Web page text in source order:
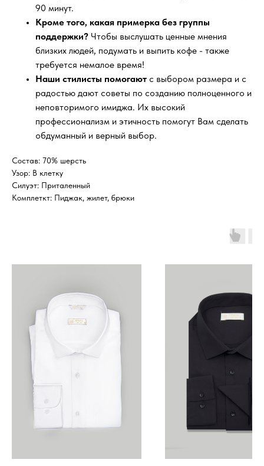
90 минут.
Кроме того, какая примерка без группы
поддержки? Чтобы выслушать ценные мнения
близких людей, подумать и выпить кофе - также
требуется немалое время!
Наши стилисты помогают с выбором размера и с
радостью дают советы по созданию полноценного и
неповторимого имиджа. Их высокий
профессионализм и этичность помогут Вам сделать
обдуманный и верный выбор.
Состав: 70% шерсть
Узор: В клетку
Силуэт: Приталенный
Комплеткт: Пиджак, жилет, брюки